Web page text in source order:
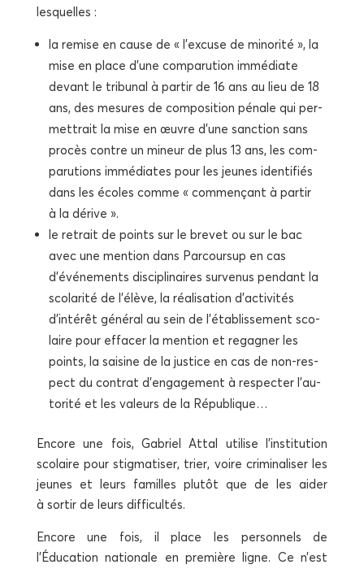
lesquelles :
la remise en cause de « l’excuse de mino­ri­té », la
mise en place d’une com­pa­ru­tion immé­diate
devant le tri­bu­nal à par­tir de 16 ans au lieu de 18
ans, des mesures de com­po­si­tion pénale qui per­
met­trait la mise en œuvre d’une sanc­tion sans
pro­cès contre un mineur de plus 13 ans, les com­
pa­ru­tions immé­diates pour les jeunes iden­ti­fiés
dans les écoles comme « com­men­çant à par­tir
à la dérive ».
le retrait de points sur le bre­vet ou sur le bac
avec une men­tion dans Par­cour­sup en cas
d’événements dis­ci­pli­naires sur­ve­nus pen­dant la
sco­la­ri­té de l’élève, la réa­li­sa­tion d’activités
d’intérêt géné­ral au sein de l’établissement sco­
laire pour effa­cer la men­tion et rega­gner les
points, la sai­sine de la jus­tice en cas de non-res­
pect du contrat d’en­ga­ge­ment à res­pec­ter l’au­
to­ri­té et les valeurs de la République…
Encore une fois, Gabriel Attal uti­lise l’institution
sco­laire pour stig­ma­ti­ser, trier, voire cri­mi­na­li­ser les
jeunes et leurs familles plu­tôt que de les aider
à sor­tir de leurs difficultés.
Encore une fois, il place les per­son­nels de
l’Éducation natio­nale en pre­mière ligne. Ce n’est